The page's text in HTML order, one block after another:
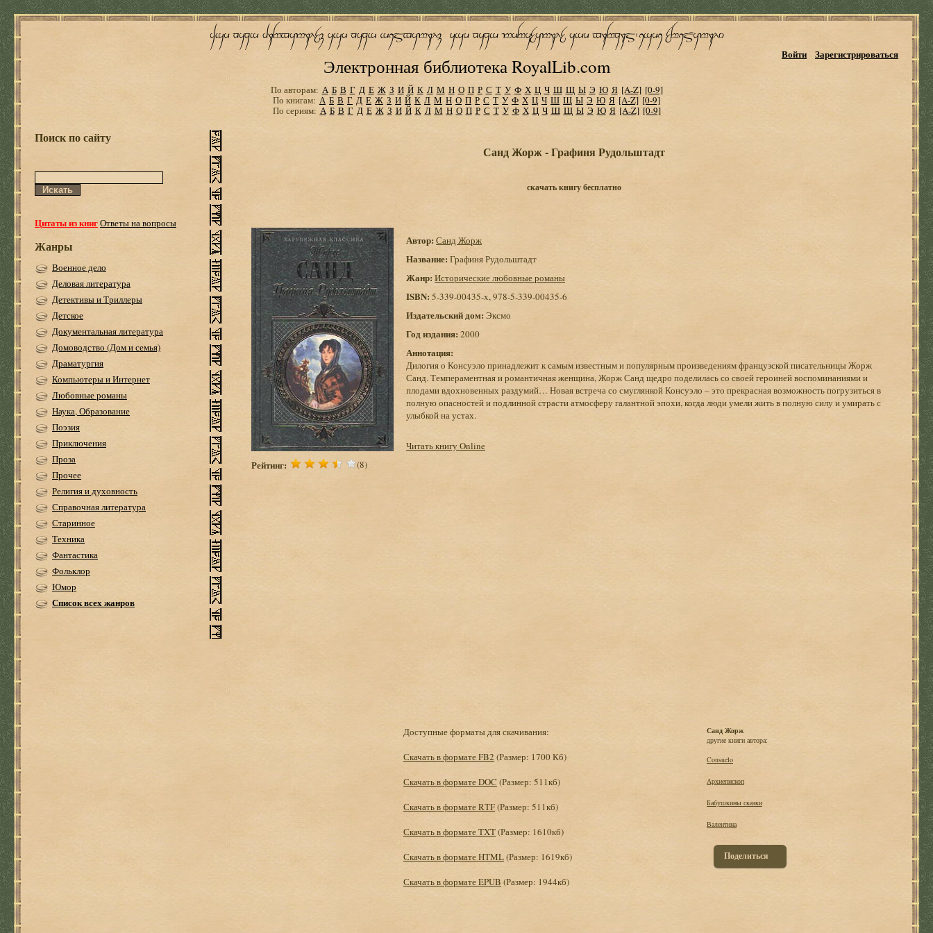
Электронная библиотека RoyalLib.com
Войти Зарегистрироваться
По авторам: А Б В Г Д Е Ж З И Й К Л М Н О П Р С Т У Ф Х Ц Ч Ш Щ Ы Э Ю Я [A-Z] [0-9]
По книгам: А Б В Г Д Е Ж З И Й К Л М Н О П Р С Т У Ф Х Ц Ч Ш Щ Ы Э Ю Я [A-Z] [0-9]
По сериям: А Б В Г Д Е Ж З И Й К Л М Н О П Р С Т У Ф Х Ц Ч Ш Щ Ы Э Ю Я [A-Z] [0-9]
Поиск по сайту
Цитаты из книгОтветы на вопросы
Жанры
Военное дело
Деловая литература
Детективы и Триллеры
Детское
Документальная литература
Домоводство (Дом и семья)
Драматургия
Компьютеры и Интернет
Любовные романы
Наука, Образование
Поэзия
Приключения
Проза
Прочее
Религия и духовность
Справочная литература
Старинное
Техника
Фантастика
Фольклор
Юмор
Список всех жанров
Санд Жорж - Графиня Рудольштадт
скачать книгу бесплатно
Рейтинг: (8)
Автор: Санд Жорж
Название: Графиня Рудольштадт
Жанр: Исторические любовные романы
ISBN: 5-339-00435-x, 978-5-339-00435-6
Издательский дом: Эксмо
Год издания: 2000
Аннотация:
Дилогия о Консуэло принадлежит к самым известным и популярным произведениям французской писательницы Жорж
Санд. Темпераментная и романтичная женщина, Жорж Санд щедро поделилась со своей героиней воспоминаниями и
плодами вдохновенных раздумий… Новая встреча со смуглянкой Консуэло – это прекрасная возможность погрузиться в
полную опасностей и подлинной страсти атмосферу галантной эпохи, когда люди умели жить в полную силу и умирать с
улыбкой на устах.
Читать книгу Online
Доступные форматы для скачивания:
Скачать в формате FB2 (Размер: 1700 Кб)
Скачать в формате DOC (Размер: 511кб)
Скачать в формате RTF(Размер: 511кб)
Скачать в формате TXT(Размер: 1610кб)
Скачать в формате HTML(Размер: 1619кб)
Скачать в формате EPUB (Размер: 1944кб)
Санд Жорж
другие книги автора:
Consuelo
Архиепископ
Бабушкины сказки
Валентина
Поделиться